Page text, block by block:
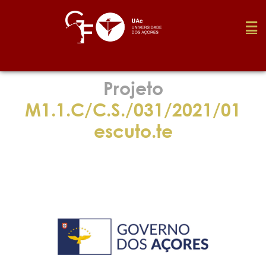
Fundação
Media
Projeto
M1.1.C/C.S./031/2021/01
escuto.te